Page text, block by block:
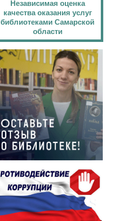
Независимая оценка
качества оказания услуг
библиотеками Самарской
области